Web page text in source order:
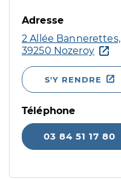
Adresse
2 Allée Bannerettes,
39250 Nozeroy
S'Y RENDRE
Téléphone
03 84 51 17 80